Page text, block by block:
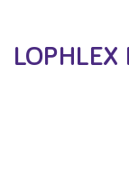
LOPHLEX